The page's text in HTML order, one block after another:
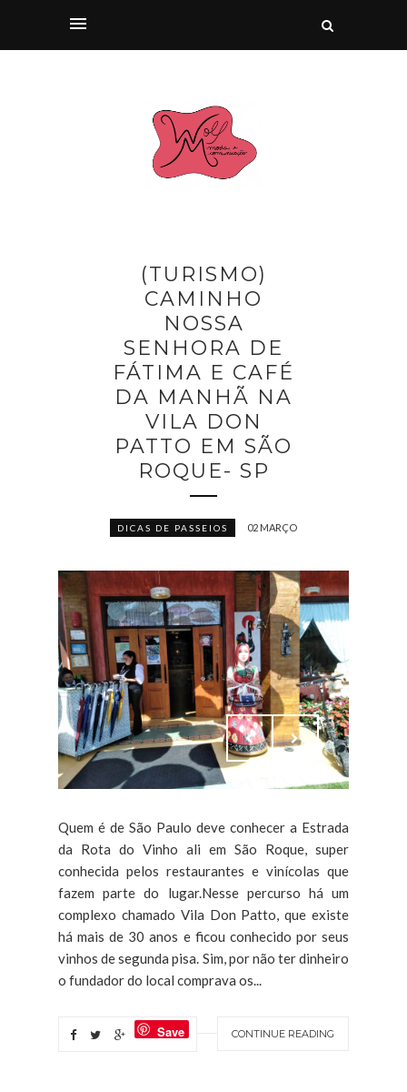
(TURISMO)
CAMINHO
NOSSA
SENHORA DE
FÁTIMA E CAFÉ
DA MANHÃ NA
VILA DON
PATTO EM SÃO
ROQUE- SP
DICAS DE PASSEIOS 02 MARÇO
Quem é de São Paulo deve conhecer a Estrada
da Rota do Vinho ali em São Roque, super
conhecida pelos restaurantes e vinícolas que
fazem parte do lugar.Nesse percurso há um
complexo chamado Vila Don Patto, que existe
há mais de 30 anos e ficou conhecido por seus
vinhos de segunda pisa. Sim, por não ter dinheiro
o fundador do local comprava os...
CONTINUE READING
Save